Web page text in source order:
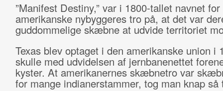
”Manifest Destiny,” var i 1800-tallet navnet for
amerikanske nybyggeres tro på, at det var
guddommelige skæbne at udvide territoriet
Texas blev optaget i den amerikanske union i
skulle med udvidelsen af jernbanenettet
kyster. At amerikanernes skæbnetro var
for mange indianerstammer, tog man knap så